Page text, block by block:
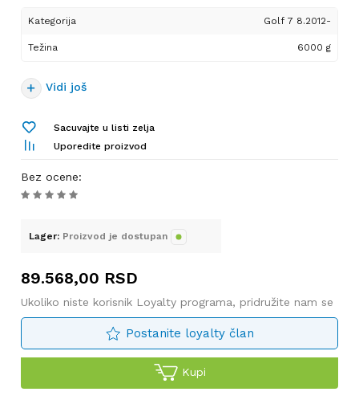
Kategorija Golf 7 8.2012-
Težina 6000 g
Vidi još
Sacuvajte u listi zelja
Uporedite proizvod
Bez ocene:
Lager: Proizvod je dostupan
89.568,00 RSD
Ukoliko niste korisnik Loyalty programa, pridružite nam se
Postanite loyalty član
Kupi